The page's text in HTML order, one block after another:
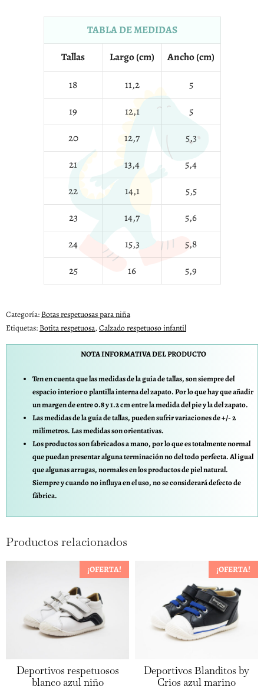
TABLA DE MEDIDAS
Tallas
Largo (cm) Ancho (cm)
18 11,2
5
19
12,1
5
20
12,7
5,3
21
13,4
5,4
22
14,1
5,5
23
14,7
5,6
24
15,3
5,8
25
16 5,9
Categoría: Botas respetuosas para niña
Etiquetas: Botita respetuosa, Calzado respetuoso infantil
NOTA INFORMATIVA DEL PRODUCTO
Ten en cuenta que las medidas de la guía de tallas, son siempre del
espacio interior o plantilla interna del zapato. Por lo que hay que añadir
un margen de entre 0.8 y 1.2 cm entre la medida del pie y la del zapato.
Las medidas de la guía de tallas, pueden sufrir variaciones de +/- 2
milímetros. Las medidas son orientativas.
Los productos son fabricados a mano, por lo que es totalmente normal
que puedan presentar alguna terminación no del todo perfecta. Al igual
que algunas arrugas, normales en los productos de piel natural.
Siempre y cuando no influya en el uso, no se considerará defecto de
fábrica.
Productos relacionados
¡OFERTA!
Deportivos respetuosos
blanco azul niño
¡OFERTA!
Deportivos Blanditos by
Crios azul marino